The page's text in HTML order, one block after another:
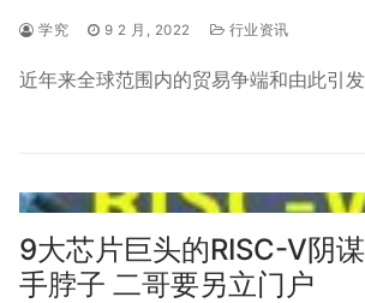
学究 9 2 月, 2022 行业资讯
近年来全球范围内的贸易争端和由此引
9大芯片巨头的RISC-V阴
手脖子 二哥要另立门户